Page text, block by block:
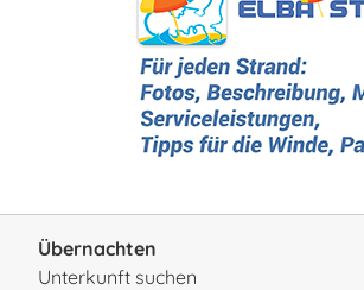
Übernachten
Unterkunft suchen